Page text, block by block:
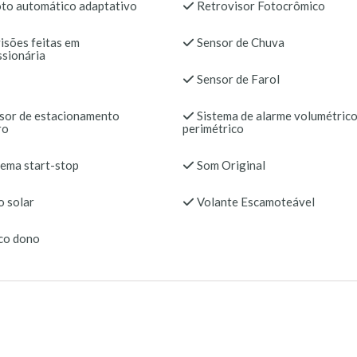
automático adaptativo Retrovisor Fotocrômico
feitas em
Sensor de Chuva
Sensor de Farol
de estacionamento
Sistema de alarme
perimétrico
start-stop Som Original
solar Volante Escamoteável
dono